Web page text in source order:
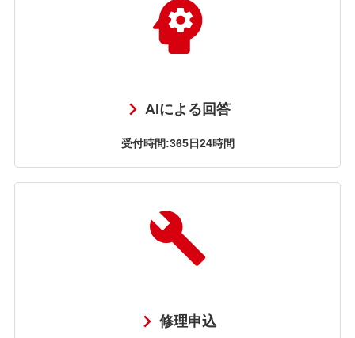
AIによる回答
受付時間:365日24時間
修理申込